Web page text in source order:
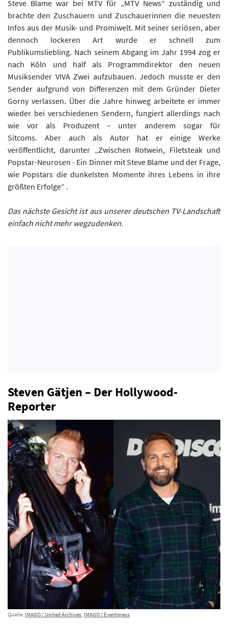
Steve Blame war bei MTV für „MTV News“ zuständig und
brachte den Zuschauern und Zuschauerinnen die neuesten
Infos aus der Musik- und Promiwelt. Mit seiner seriösen, aber
dennoch lockeren Art wurde er schnell zum
Publikumsliebling. Nach seinem Abgang im Jahr 1994 zog er
nach Köln und half als Programmdirektor den neuen
Musiksender VIVA Zwei aufzubauen. Jedoch musste er den
Sender aufgrund von Differenzen mit dem Gründer Dieter
Gorny verlassen. Über die Jahre hinweg arbeitete er immer
wieder bei verschiedenen Sendern, fungiert allerdings nach
wie vor als Produzent – unter anderem sogar für
Sitcoms. Aber auch als Autor hat er einige Werke
veröffentlicht, darunter „Zwischen Rotwein, Filetsteak und
Popstar-Neurosen - Ein Dinner mit Steve Blame und der Frage,
wie Popstars die dunkelsten Momente ihres Lebens in ihre
größten Erfolge“ .
Das nächste Gesicht ist aus unserer deutschen TV-Landschaft
einfach nicht mehr wegzudenken.
Steven Gätjen – Der Hollywood-
Reporter
Quelle: IMAGO / United Archives, IMAGO / Eventpress